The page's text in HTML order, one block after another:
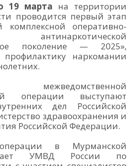
19 марта на территории
проводится первый этап
комплексной оперативно-
антинаркотической
поколение — 2025»,
наркомании
межведомственной
операции выступают
дел Российской
здравоохранения и
Российской Федерации.
в Мурманской
УМВД России по